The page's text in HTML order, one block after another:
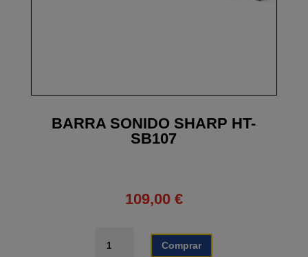
BARRA SONIDO SHARP HT-
SB107
109,00 €
SONIDO
Comprar